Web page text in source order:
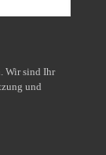
Wir sind Ihr
und